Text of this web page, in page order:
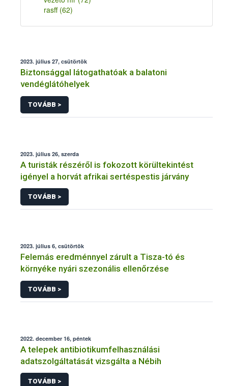
rasff (62)
2023. július 27, csütörtök
Biztonsággal látogathatóak a balatoni
vendéglátóhelyek
TOVÁBB >
2023. július 26, szerda
A turisták részéről is fokozott körültekintést
igényel a horvát afrikai sertéspestis járvány
TOVÁBB >
2023. július 6, csütörtök
Felemás eredménnyel zárult a Tisza-tó és
környéke nyári szezonális ellenőrzése
TOVÁBB >
2022. december 16, péntek
A telepek antibiotikumfelhasználási
adatszolgáltatását vizsgálta a Nébih
TOVÁBB >